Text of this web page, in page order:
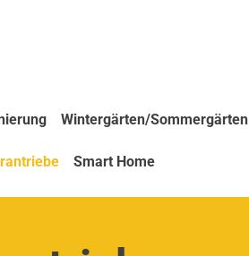
Wintergärten/Sommergärten
Smart Home